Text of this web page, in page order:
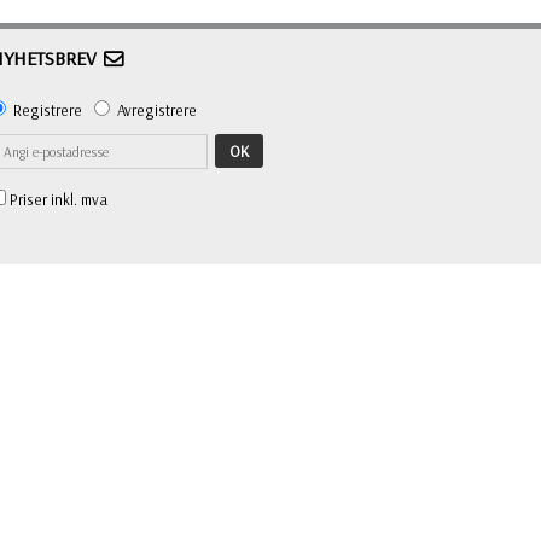
Registrere Avregistrere
OK
Priser inkl. mva